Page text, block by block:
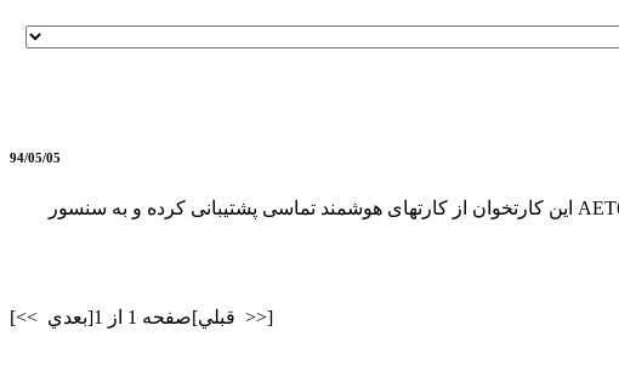
94/05/05
در حال حاضر شرکت ACS دو مدل کارتخوان تولید می کند که دارای سنسور شناسایی اثر انگشت هستند: AET65-B1 این کارتخوان از کارتهای هوشمند تماسی پشتیبانی کرده و به سنسور
[<< قبلي]صفحه 1 از 1 [بعدي >>]